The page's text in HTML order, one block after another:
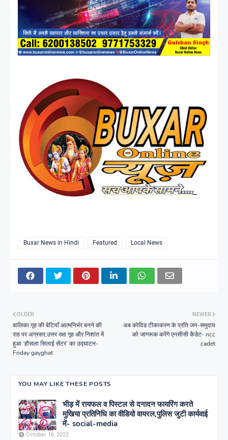
Buxar News in Hindi Featured Local News
NEWER
अब कोविड टीकाकरण के प्रति जन-समुदाय
को जागरूक करेंगे एनसीसी कैडेट- ncc
cadet
OLDER
बालिका गृह की बेटियाँ आत्मनिर्भर बनने की
राह पर अग्रसर,उत्तर रक्षा गृह और निशांत में
हुआ ‘हौसला सिलाई सेंटर’ का उद्घाटन-
Friday gayghat
YOU MAY LIKE THESE POSTS
भीड़ में रायफल व पिस्टल से दनादन फायरिंग करते
मुखिया प्रतिनिधि का वीडियो वायरल,पुलिस जुटी कार्यवाई
में- social-media
October 16, 2022